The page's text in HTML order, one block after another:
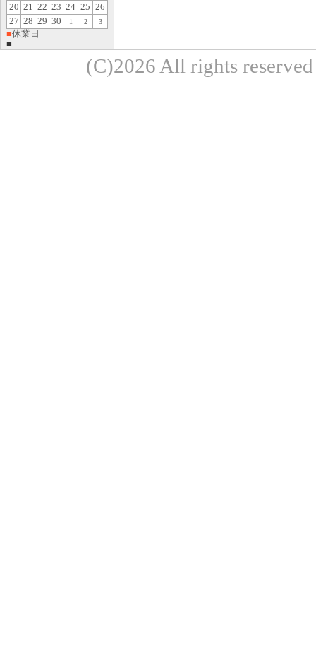
20 21 22 23 24 25 26
27 28 29 30 1 2 3
■休業日
■
(C)2026 All rights